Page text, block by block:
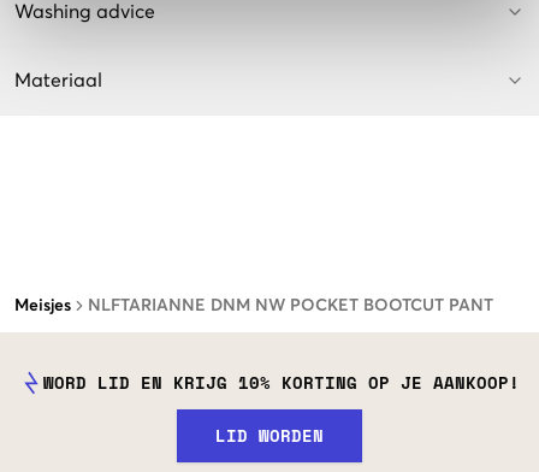
Meisjes NLFTARIANNE DNM NW POCKET BOOTCUT PANT
Washing advice
Materiaal
WORD LID EN KRIJG 10% KORTING OP JE AANKOOP!
LID WORDEN